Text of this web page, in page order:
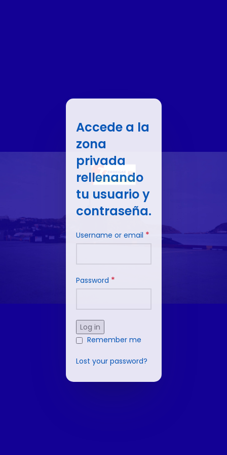
Accede a la
zona
privada
rellenando
tu usuario y
contraseña.
Username or email *
Password *
Log in
Remember me
Lost your password?